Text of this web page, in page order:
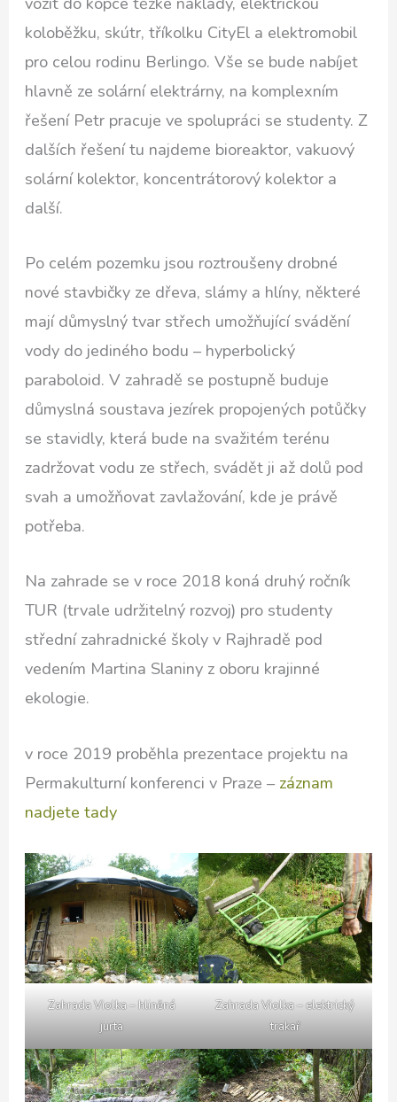
koloběžku, skútr, tříkolku CityEl a elektromobil
pro celou rodinu Berlingo. Vše se bude nabíjet
hlavně ze solární elektrárny, na komplexním
řešení Petr pracuje ve spolupráci se studenty. Z
dalších řešení tu najdeme bioreaktor, vakuový
solární kolektor, koncentrátorový kolektor a
další.
Po celém pozemku jsou roztroušeny drobné
nové stavbičky ze dřeva, slámy a hlíny, některé
mají důmyslný tvar střech umožňující svádění
vody do jediného bodu – hyperbolický
paraboloid. V zahradě se postupně buduje
důmyslná soustava jezírek propojených potůčky
se stavidly, která bude na svažitém terénu
zadržovat vodu ze střech, svádět ji až dolů pod
svah a umožňovat zavlažování, kde je právě
potřeba.
Na zahrade se v roce 2018 koná druhý ročník
TUR (trvale udržitelný rozvoj) pro studenty
střední zahradnické školy v Rajhradě pod
vedením Martina Slaniny z oboru krajinné
ekologie.
v roce 2019 proběhla prezentace projektu na
Permakulturní konferenci v Praze – záznam
nadjete tady
Zahrada Violka – hliněná
jurta
Zahrada Violka – elektrický
trakař